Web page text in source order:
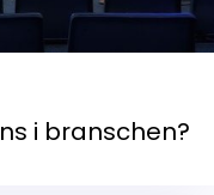
i branschen?